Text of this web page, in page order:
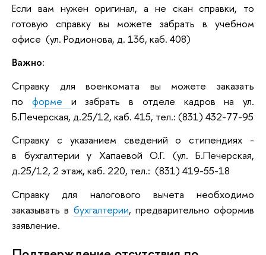
Если вам нужен оригинал, а не скан справки, то
готовую справку вы можете забрать в учебном
офисе (ул. Родионова, д. 136, каб. 408)
Важно:
Справку для военкомата вы можете заказать
по форме и забрать в отделе кадров на ул.
Б.Печерская, д.25/12, каб. 415, тел.: (831) 432-77-95
Справку с указанием сведений о стипендиях -
в бухгалтерии у Хапаевой О.Г. (ул. Б.Печерская,
д.25/12, 2 этаж, каб. 220, тел.: (831) 419-55-18
Справку для налогового вычета необходимо
заказывать в бухгалтерии, предварительно оформив
заявление.